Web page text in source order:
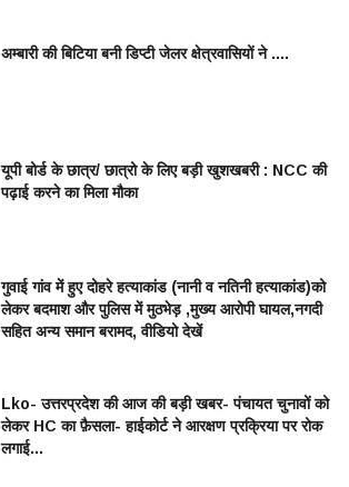
अम्बारी की बिटिया बनी डिप्टी जेलर क्षेत्रवासियों ने ....
यूपी बोर्ड के छात्र/ छात्रो के लिए बड़ी खुशखबरी : NCC की
पढ़ाई करने का मिला मौका
गुवाई गांव में हुए दोहरे हत्याकांड (नानी व नतिनी हत्याकांड)को
लेकर बदमाश और पुलिस में मुठभेड़ ,मुख्य आरोपी घायल,नगदी
सहित अन्य समान बरामद, वीडियो देखें
Lko- उत्तरप्रदेश की आज की बड़ी खबर- पंचायत चुनावों को
लेकर HC का फ़ैसला- हाईकोर्ट ने आरक्षण प्रक्रिया पर रोक
लगाई...